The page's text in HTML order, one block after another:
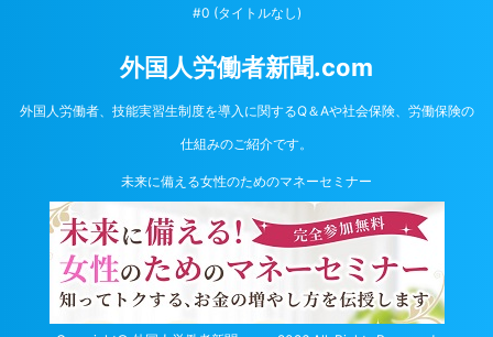
#0 (タイトルなし)
外国人労働者新聞.com
外国人労働者、技能実習生制度を導入に関するQ＆Aや社会保険、労働保険の
仕組みのご紹介です。
未来に備える女性のためのマネーセミナー